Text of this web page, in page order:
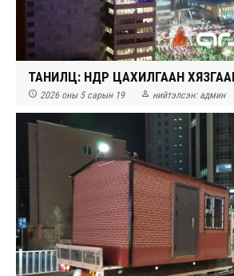
ТАНИЛЦ: ӨНӨӨДӨР ЦАХИЛГААН
 2026 оны 5 сарын 19  нийтэлсэн: админ